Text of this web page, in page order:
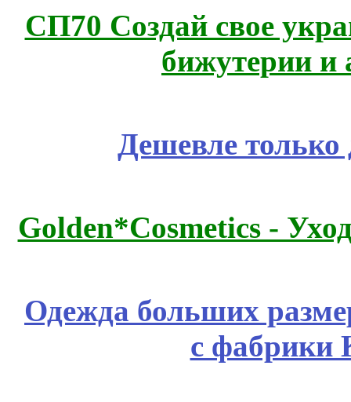
СП70 Создай свое
бижутерии и
Дешевле
Golden*Cosmetics -
Одежда больших
с фабрики